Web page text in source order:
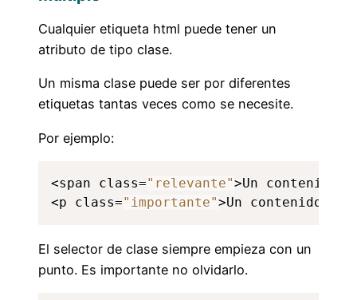
Cualquier etiqueta html puede tener un
atributo de tipo clase.
Un misma clase puede ser por diferentes
etiquetas tantas veces como se necesite.
Por ejemplo:
<span class="relevante">Un contenido
<p class="importante">Un contenido
El selector de clase siempre empieza con un
punto. Es importante no olvidarlo.